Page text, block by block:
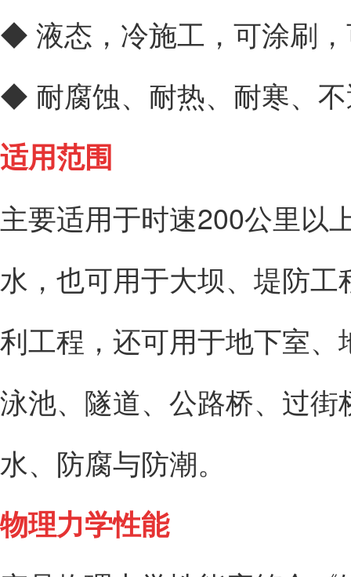
◆ 液态，冷施工，可涂刷
◆ 耐腐蚀、耐热、耐寒、
适用范围
主要适用于时速200公里以
水，也可用于大坝、堤防
利工程，还可用于地下室
泳池、隧道、公路桥、过
水、防腐与防潮。
物理力学性能